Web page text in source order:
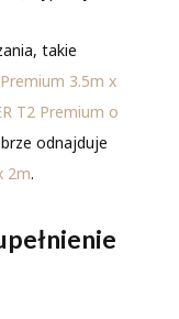
takie
3.5m x
T2 Premium o
odnajduje
2m.